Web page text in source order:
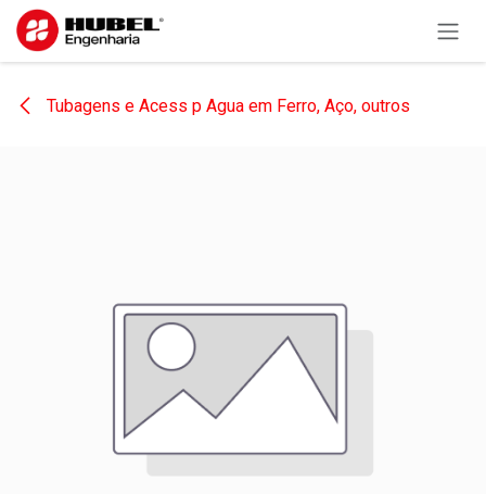
Pular para o conteúdo
Tubagens e Acess p Agua em Ferro, Aço, outros